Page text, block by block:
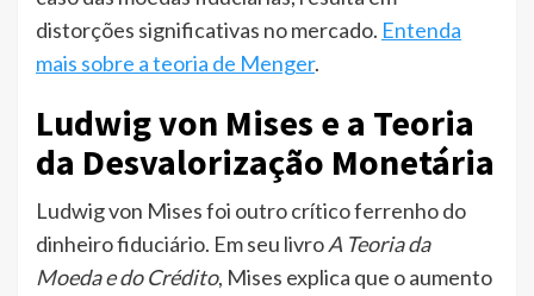
distorções significativas no mercado. Entenda
mais sobre a teoria de Menger.
Ludwig von Mises e a Teoria
da Desvalorização Monetária
Ludwig von Mises foi outro crítico ferrenho do
dinheiro fiduciário. Em seu livroA Teoria da
Moeda e do Crédito, Mises explica que o aumento